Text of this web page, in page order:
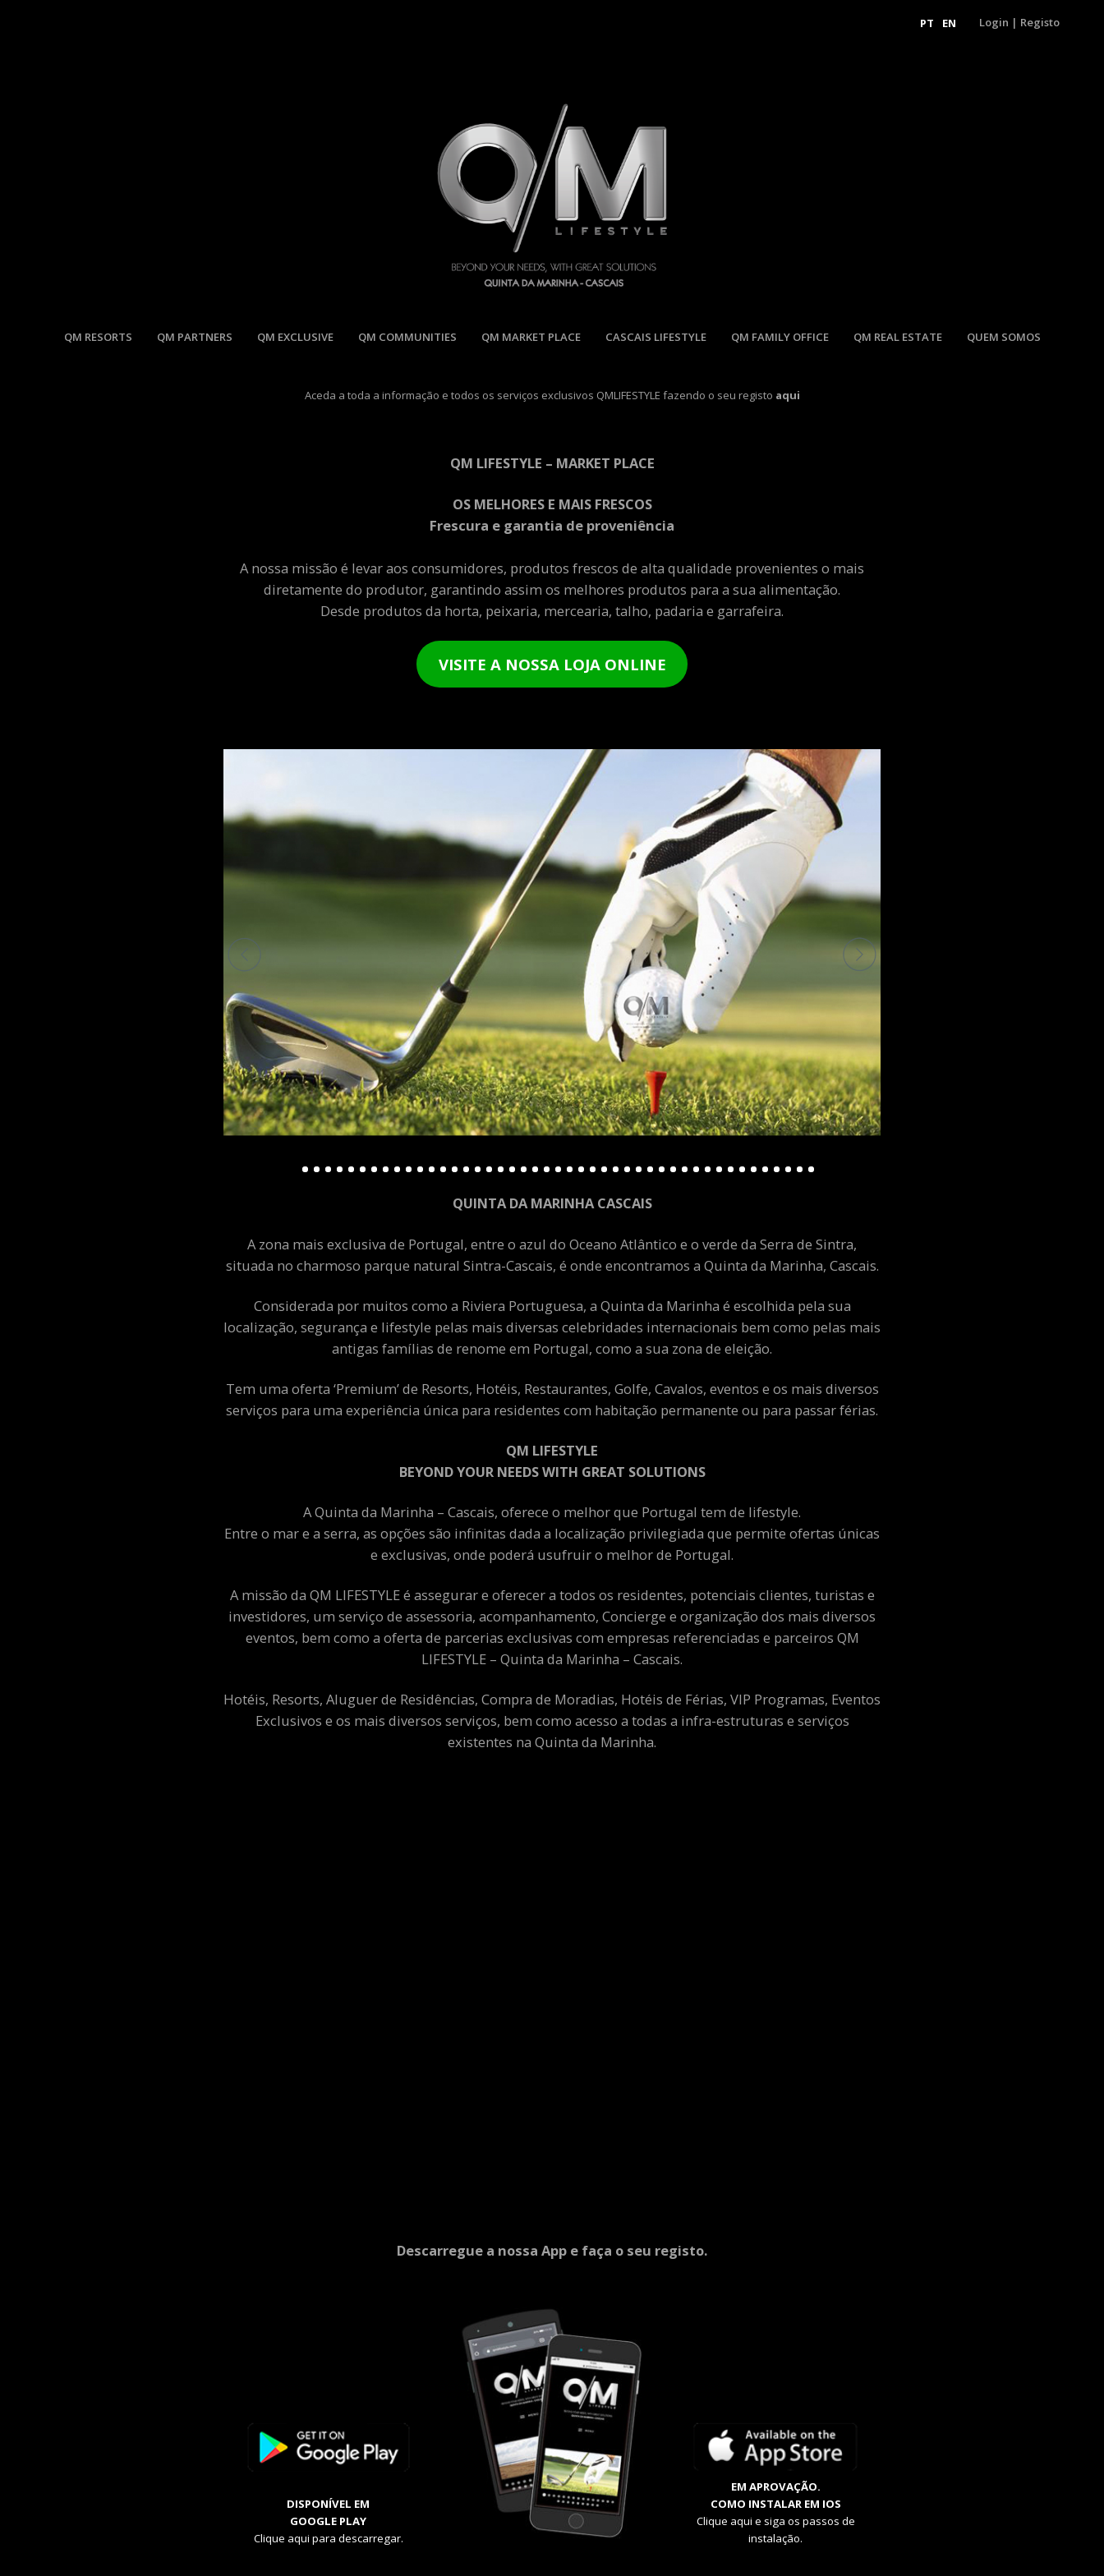
PT EN Login | Registo
QM RESORTS QM PARTNERS QM EXCLUSIVE QM COMMUNITIES QM MARKET PLACE CASCAIS LIFESTYLE QM FAMILY OFFICE QM REAL ESTATE QUEM SOMOS
Aceda a toda a informação e todos os serviços exclusivos QMLIFESTYLE fazendo o seu registo aqui
QM LIFESTYLE – MARKET PLACE
OS MELHORES E MAIS FRESCOS
Frescura e garantia de proveniência
A nossa missão é levar aos consumidores, produtos frescos de alta qualidade provenientes o mais
diretamente do produtor, garantindo assim os melhores produtos para a sua alimentação.
Desde produtos da horta, peixaria, mercearia, talho, padaria e garrafeira.
VISITE A NOSSA LOJA ONLINE
QUINTA DA MARINHA CASCAIS
A zona mais exclusiva de Portugal, entre o azul do Oceano Atlântico e o verde da Serra de Sintra,
situada no charmoso parque natural Sintra-Cascais, é onde encontramos a Quinta da Marinha, Cascais.
Considerada por muitos como a Riviera Portuguesa, a Quinta da Marinha é escolhida pela sua
localização, segurança e lifestyle pelas mais diversas celebridades internacionais bem como pelas mais
antigas famílias de renome em Portugal, como a sua zona de eleição.
Tem uma oferta ‘Premium’ de Resorts, Hotéis, Restaurantes, Golfe, Cavalos, eventos e os mais diversos
serviços para uma experiência única para residentes com habitação permanente ou para passar férias.
QM LIFESTYLE
BEYOND YOUR NEEDS WITH GREAT SOLUTIONS
A Quinta da Marinha – Cascais, oferece o melhor que Portugal tem de lifestyle.
Entre o mar e a serra, as opções são infinitas dada a localização privilegiada que permite ofertas únicas
e exclusivas, onde poderá usufruir o melhor de Portugal.
A missão da QM LIFESTYLE é assegurar e oferecer a todos os residentes, potenciais clientes, turistas e
investidores, um serviço de assessoria, acompanhamento, Concierge e organização dos mais diversos
eventos, bem como a oferta de parcerias exclusivas com empresas referenciadas e parceiros QM
LIFESTYLE – Quinta da Marinha – Cascais.
Hotéis, Resorts, Aluguer de Residências, Compra de Moradias, Hotéis de Férias, VIP Programas, Eventos
Exclusivos e os mais diversos serviços, bem como acesso a todas a infra-estruturas e serviços
existentes na Quinta da Marinha.
Descarregue a nossa App e faça o seu registo.
DISPONÍVEL EM
GOOGLE PLAY
Clique aqui para descarregar.
EM APROVAÇÃO.
COMO INSTALAR EM IOS
Clique aqui e siga os passos de
instalação.